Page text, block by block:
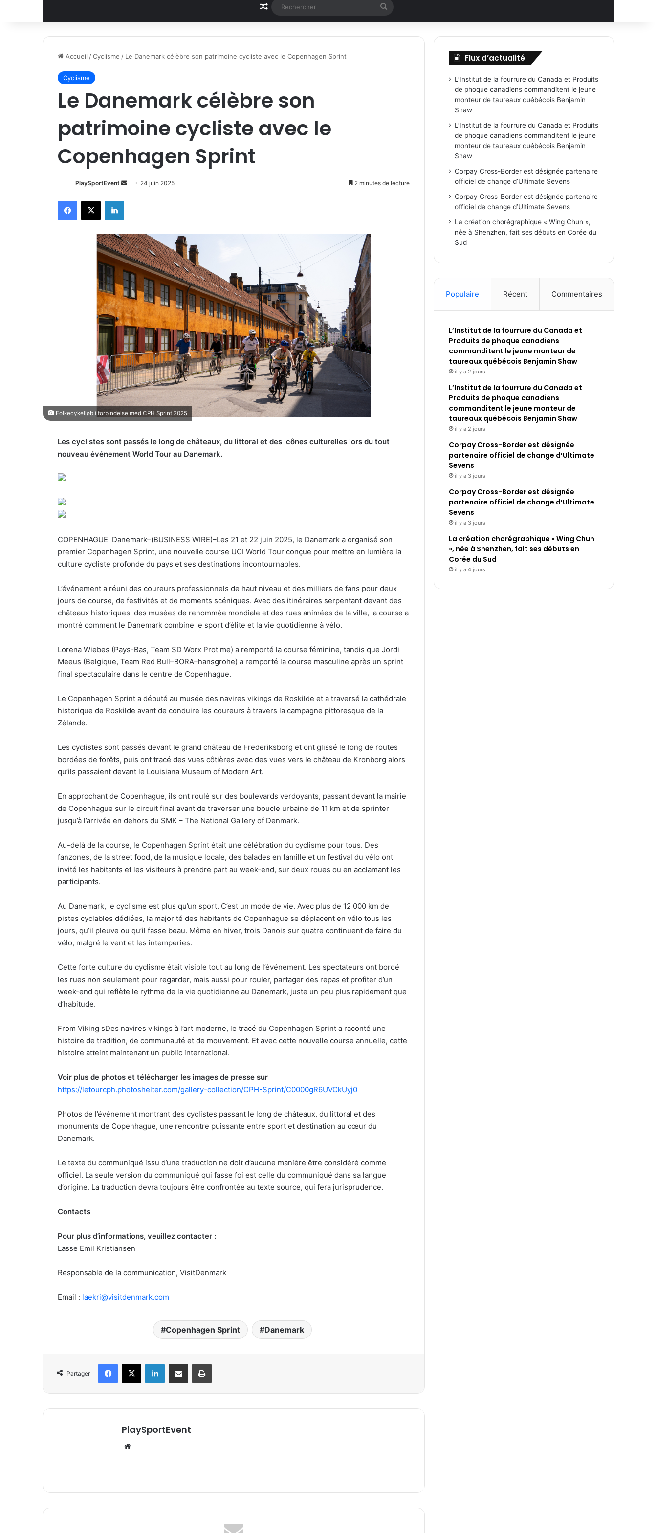
Article Aléatoire Rechercher
Accueil /Cyclisme / Le Danemark célèbre son patrimoine cycliste avec le Copenhagen Sprint
Cyclisme
Le Danemark célèbre son
patrimoine cycliste avec le
Copenhagen Sprint
PlaySportEvent
Envoyer24 juin 2025 2 minutes de lecture
Facebook
X Linkedin
Folkecykelløb i forbindelse med CPH Sprint 2025
Les cyclistes sont passés le long de châteaux, du littoral et des icônes culturelles lors du tout
nouveau événement World Tour au Danemark.
COPENHAGUE, Danemark–(BUSINESS WIRE)–Les 21 et 22 juin 2025, le Danemark a organisé son
premier Copenhagen Sprint, une nouvelle course UCI World Tour conçue pour mettre en lumière la
culture cycliste profonde du pays et ses destinations incontournables.
L’événement a réuni des coureurs professionnels de haut niveau et des milliers de fans pour deux
jours de course, de festivités et de moments scéniques. Avec des itinéraires serpentant devant des
châteaux historiques, des musées de renommée mondiale et des rues animées de la ville, la course a
montré comment le Danemark combine le sport d’élite et la vie quotidienne à vélo.
Lorena Wiebes (Pays-Bas, Team SD Worx Protime) a remporté la course féminine, tandis que Jordi
Meeus (Belgique, Team Red Bull–BORA–hansgrohe) a remporté la course masculine après un sprint
final spectaculaire dans le centre de Copenhague.
Le Copenhagen Sprint a débuté au musée des navires vikings de Roskilde et a traversé la cathédrale
historique de Roskilde avant de conduire les coureurs à travers la campagne pittoresque de la
Zélande.
Les cyclistes sont passés devant le grand château de Frederiksborg et ont glissé le long de routes
bordées de forêts, puis ont tracé des vues côtières avec des vues vers le château de Kronborg alors
qu’ils passaient devant le Louisiana Museum of Modern Art.
En approchant de Copenhague, ils ont roulé sur des boulevards verdoyants, passant devant la mairie
de Copenhague sur le circuit final avant de traverser une boucle urbaine de 11 km et de sprinter
jusqu’à l’arrivée en dehors du SMK – The National Gallery of Denmark.
Au-delà de la course, le Copenhagen Sprint était une célébration du cyclisme pour tous. Des
fanzones, de la street food, de la musique locale, des balades en famille et un festival du vélo ont
invité les habitants et les visiteurs à prendre part au week-end, sur deux roues ou en acclamant les
participants.
Au Danemark, le cyclisme est plus qu’un sport. C’est un mode de vie. Avec plus de 12 000 km de
pistes cyclables dédiées, la majorité des habitants de Copenhague se déplacent en vélo tous les
jours, qu’il pleuve ou qu’il fasse beau. Même en hiver, trois Danois sur quatre continuent de faire du
vélo, malgré le vent et les intempéries.
Cette forte culture du cyclisme était visible tout au long de l’événement. Les spectateurs ont bordé
les rues non seulement pour regarder, mais aussi pour rouler, partager des repas et profiter d’un
week-end qui reflète le rythme de la vie quotidienne au Danemark, juste un peu plus rapidement que
d’habitude.
From Viking sDes navires vikings à l’art moderne, le tracé du Copenhagen Sprint a raconté une
histoire de tradition, de communauté et de mouvement. Et avec cette nouvelle course annuelle, cette
histoire atteint maintenant un public international.
Voir plus de photos et télécharger les images de presse sur
https://letourcph.photoshelter.com/gallery-collection/CPH-Sprint/C0000gR6UVCkUyj0
Photos de l’événement montrant des cyclistes passant le long de châteaux, du littoral et des
monuments de Copenhague, une rencontre puissante entre sport et destination au cœur du
Danemark.
Le texte du communiqué issu d’une traduction ne doit d’aucune manière être considéré comme
officiel. La seule version du communiqué qui fasse foi est celle du communiqué dans sa langue
d’origine. La traduction devra toujours être confrontée au texte source, qui fera jurisprudence.
Contacts
Pour plus d’informations, veuillez contacter :
Lasse Emil Kristiansen
Responsable de la communication, VisitDenmark
Email : laekri@visitdenmark.com
Copenhagen Sprint Danemark
Partager
Facebook
X LinkedinPartager par email Imprimer
PlaySportEvent
Flux d’actualité
L’Institut de la fourrure du Canada et Produits
de phoque canadiens commanditent le jeune
monteur de taureaux québécois Benjamin
Shaw
L’Institut de la fourrure du Canada et Produits
de phoque canadiens commanditent le jeune
monteur de taureaux québécois Benjamin
Shaw
Corpay Cross-Border est désignée partenaire
officiel de change d’Ultimate Sevens
Corpay Cross-Border est désignée partenaire
officiel de change d’Ultimate Sevens
La création chorégraphique « Wing Chun »,
née à Shenzhen, fait ses débuts en Corée du
Sud
Populaire Récent Commentaires
L’Institut de la fourrure du Canada et
Produits de phoque canadiens
commanditent le jeune monteur de
taureaux québécois Benjamin Shaw
il y a 2 jours
L’Institut de la fourrure du Canada et
Produits de phoque canadiens
commanditent le jeune monteur de
taureaux québécois Benjamin Shaw
il y a 2 jours
Corpay Cross-Border est désignée
partenaire officiel de change d’Ultimate
Sevens
il y a 3 jours
Corpay Cross-Border est désignée
partenaire officiel de change d’Ultimate
Sevens
il y a 3 jours
La création chorégraphique « Wing Chun
», née à Shenzhen, fait ses débuts en
Corée du Sud
il y a 4 jours